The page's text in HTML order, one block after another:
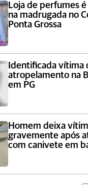
Loja de perfumes
na madrugada no
Ponta Grossa
Identificada vítima
atropelamento na
em PG
Homem deixa
gravemente após
com canivete em